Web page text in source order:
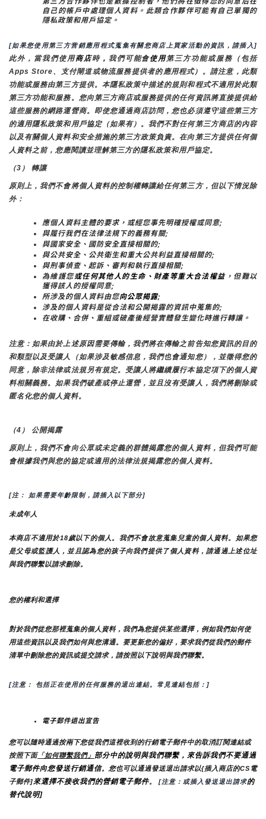
自己的帳戶中處理個人資料。此類合作夥伴可能有自己單獨的
隱私政策和用戶協定。
[如果您使用第三方营銷應用程式蒐集有關您商店上買家活動的資訊，請插入]
此外，當我們使用商店時， 我們可能會使用第三方功能或服務（包括
Apps Store、支付閘道或物流服務提供者的應用程式）。請注意，此類
功能或服務由第三方提供。本隱私政策中描述的規則和程式不適用於此類
第三方功能和服務。您向第三方商店或服務提供的任何資訊將直接提供給
這些服務的網路運營商。即使您通過商店訪問，您也必須遵守這些第三方
的適用隱私政策和用戶協定（如果有）。我們不對任何第三方商店的內容
以及有關個人資料和安全措施的第三方政策負責。在向第三方提供任何個
人資料之前，您應閱讀並理解第三方的隱私政策和用戶協定。
（3） 轉讓
原則上，我們不會將個人資料的控制權轉讓給任何第三方，但以下情況除
外：
應個人資料主體的要求，或經您事先明確授權或同意;
與履行我們在法律法規下的義務有關;
與國家安全、國防安全直接相關的;
與公共安全、公共衛生和重大公共利益直接相關的;
與刑事偵查、起訴、審判和執行直接相關;
為維護您或任何其他人的生命、財產等重大合法權益，但難以
獲得該人的授權同意;
所涉及的個人資料由您向公眾揭露;
涉及的個人資料是從合法和公開揭露的資訊中蒐集的;
在收購、合併、重組或破產後經營實體發生變化時進行轉讓。
注意：如果由於上述原因需要傳輸，我們將在傳輸之前告知您資訊的目的
和類型以及受讓人（如果涉及敏感信息，我們也會通知您），並徵得您的
同意，除非法律或法規另有規定。受讓人將繼續履行本協定項下的個人資
料相關義務。如果我們破產或停止運營，並且沒有受讓人，我們將刪除或
匿名化您的個人資料。
（4） 公開揭露
原則上，我們不會向公眾或未定義的群體揭露您的個人資料，但我們可能
會根據我們與您的協定或適用的法律法規揭露您的個人資料。
[注： 如果需要年齡限制，請插入以下部分]
未成年人
本商店不適用於18歲以下的個人。我們不會故意蒐集兒童的個人資料。如果您
是父母或監護人，並且認為您的孩子向我們提供了個人資料，請通過上述位址
與我們聯繫以請求刪除。
您的權利和選擇
對於我們從您那裡蒐集的個人資料，我們為您提供某些選擇，例如我們如何使
用這些資訊以及我們如何與您溝通。要更新您的偏好，要求我們從我們的郵件
清單中刪除您的資訊或提交請求，請按照以下說明與我們聯繫。
[注意： 包括正在使用的任何服務的退出連結。常見連結包括：]
電子郵件退出宣告
您可以隨時通過按兩下您從我們這裡收到的行銷電子郵件中的取消訂閱連結或
按照下面「如何聯繫我們」 部分中的說明與我們聯繫，來告訴我們不要通過
電子郵件向您發送行銷通信。您也可以通過發送退出請求以{插入商店的CS電
子郵件]來選擇不接收我們的營銷電子郵件。 [注意：或插入發送退出請求的
替代說明]